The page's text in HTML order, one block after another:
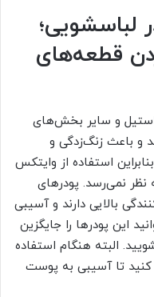
لباسشویی؛
قطعه‌های
استیل و سایر بخش‌های
و باعث زنگ‌زدگی و
استفاده از وایتکس
نمی‌رسد. پودرهای
بالایی دارند و آسیبی
این پودرها را جایگزین
البته هنگام استفاده
کنید تا آسیبی به پوست